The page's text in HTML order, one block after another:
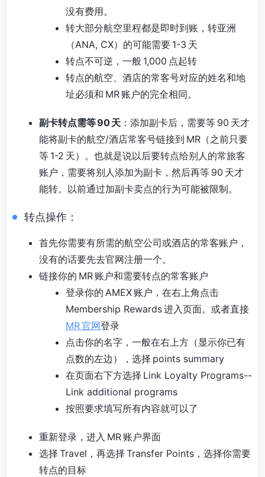
没有费用。
转大部分航空里程都是即时到账，转亚洲
（ANA, CX）的可能需要 1-3 天
转点不可逆，一般 1,000 点起转
转点的航空、酒店的常客号对应的姓名和地
址必须和 MR 账户的完全相同。
副卡转点需等 90 天 ：添加副卡后，需要等 90 天才
能将副卡的航空/酒店常客号链接到 MR（之前只要
等 1-2 天）。也就是说以后要转点给别人的常旅客
账户，需要将别人添加为副卡，然后再等 90 天才
能转。以前通过加副卡卖点的行为可能被限制。
转点操作：
首先你需要有所需的航空公司或酒店的常客账户，
没有的话要先去官网注册一个。
链接你的 MR 账户和需要转点的常客账户
登录你的 AMEX 账户，在右上角点击
Membership Rewards 进入页面。或者直接
MR 官网登录
点击你的名字，一般在右上方（显示你已有
点数的左边），选择 points summary
在页面右下方选择 Link Loyalty Programs--
Link additional programs
按照要求填写所有内容就可以了
重新登录，进入 MR 账户界面
选择 Travel，再选择 Transfer Points，选择你需要
转点的目标